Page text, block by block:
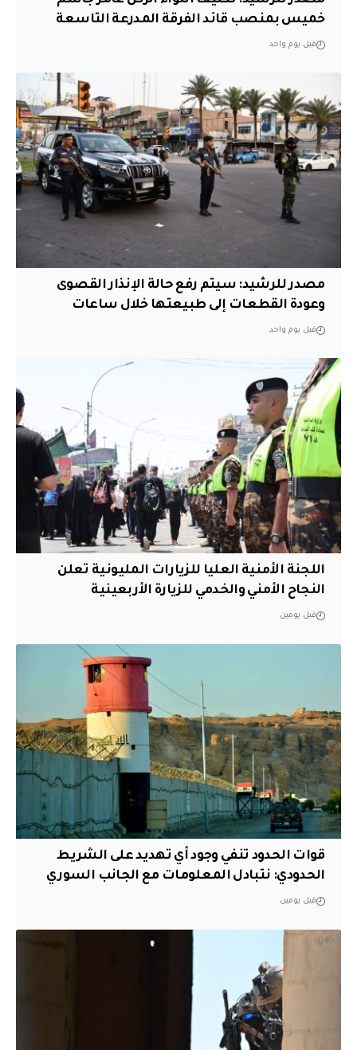
خميس بمنصب قائد الفرقة المدرعة التاسعة
قبل يوم واحد
مصدر للرشيد: سيتم رفع حالة الإنذار القصوى
وعودة القطعات إلى طبيعتها خلال ساعات
قبل يوم واحد
اللجنة الأمنية العليا للزيارات المليونية تعلن
النجاح الأمني والخدمي للزيارة الأربعينية
قبل يومين
قوات الحدود تنفي وجود أي تهديد على الشريط
الحدودي: نتبادل المعلومات مع الجانب السوري
قبل يومين